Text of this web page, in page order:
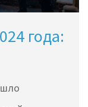
года: